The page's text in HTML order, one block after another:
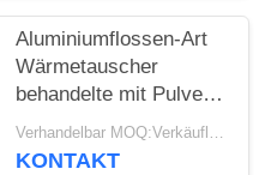
Aluminiumflossen-Art
Wärmetauscher
behandelte mit Pulver-
Beschichtung,
Korrosion zu
Verhandelbar MOQ:Verkäuflich
KONTAKT